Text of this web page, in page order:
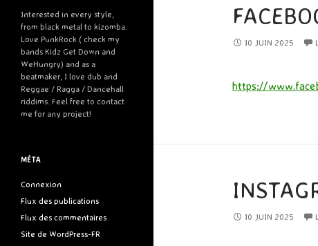
10 JUIN 2025
https://
10 JUIN 2025
Interested in every style,
from black metal to kizomba.
Love PunkRock ( check my
bands Kidz Get Down and
WeHungry) and as a
beatmaker, I love dub and
Reggae / Ragga / Dancehall
riddims. Feel free to contact
me for any project!
MÉTA
Connexion
Flux des publications
Flux des commentaires
Site de WordPress-FR